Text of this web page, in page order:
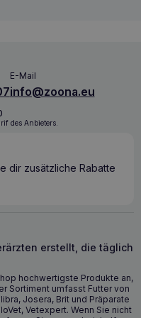
Katzen und
Diese Diät
sollte während der
werden. Die
Maniok, Fischmehl und
gewährleistet eine
Risiko von
hinaus
Vorteile
von
der begrenzten Anzahl
und
E-Mail
info@zoona.eu
des Anbieters.
dir zusätzliche Rabatte
erstellt, die täglich
hochwertigste Produkte an,
Sortiment umfasst Futter von
Josera, Brit und Präparate
Vetexpert. Wenn Sie nicht